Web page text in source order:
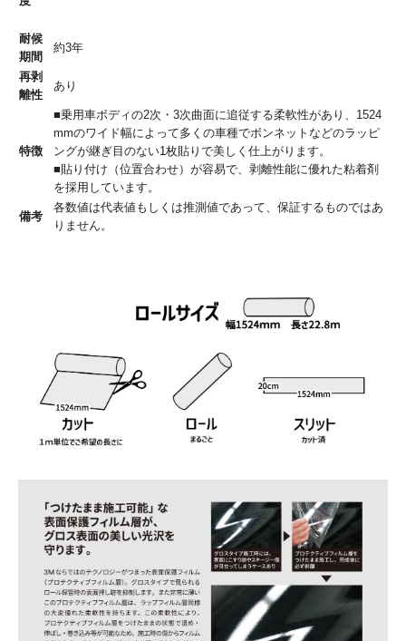
耐候
期間
約3年
再剥
離性
あり
特徴
■乗用車ボディの2次・3次曲面に追従する柔軟性があり、1524
mmのワイド幅によって多くの車種でボンネットなどのラッピ
ングが継ぎ目のない1枚貼りで美しく仕上がります。
■貼り付け（位置合わせ）が容易で、剥離性能に優れた粘着剤
を採用しています。
備考
各数値は代表値もしくは推測値であって、保証するものではあ
りません。